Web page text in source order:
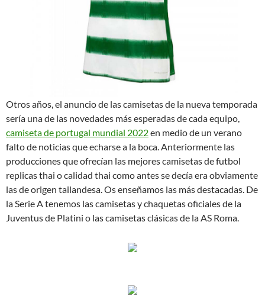
Otros años, el anuncio de las camisetas de la nueva temporada
sería una de las novedades más esperadas de cada equipo,
camiseta de portugal mundial 2022en medio de un verano
falto de noticias que echarse a la boca. Anteriormente las
producciones que ofrecían las mejores camisetas de futbol
replicas thai o calidad thai como antes se decía era obviamente
las de origen tailandesa. Os enseñamos las más destacadas. De
la Serie A tenemos las camisetas y chaquetas oficiales de la
Juventus de Platini o las camisetas clásicas de la AS Roma.